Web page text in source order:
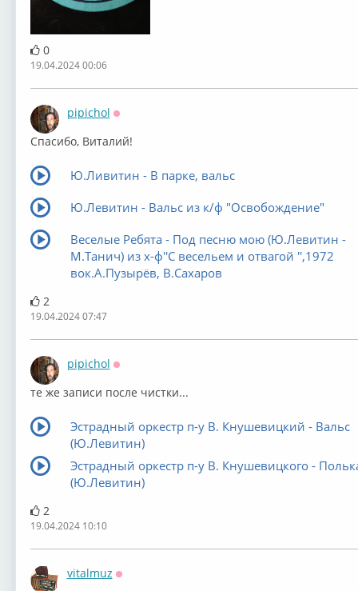
0
19.04.2024 00:06
pipichol
Спасибо, Виталий!
Ю.Ливитин - В парке, вальс
Ю.Левитин - Вальс из к/ф "Освобождение"
Веселые Ребята - Под песню мою (Ю.Левитин -
М.Танич) из х-ф''С весельем и отвагой '',1972
вок.А.Пузырёв, В.Сахаров
2
19.04.2024 07:47
pipichol
те же записи после чистки...
Эстрадный оркестр п-у В. Кнушевицкий - Вальс
(Ю.Левитин)
Эстрадный оркестр п-у В. Кнушевицкого -
(Ю.Левитин)
2
19.04.2024 10:10
vitalmuz